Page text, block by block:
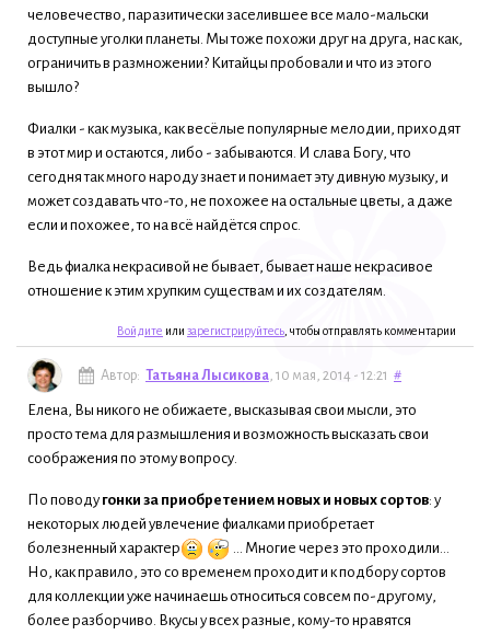
человечество, паразитически заселившее все мало-мальски
доступные уголки планеты. Мы тоже похожи друг на друга, нас как,
ограничить в размножении? Китайцы пробовали и что из этого
вышло?
Фиалки - как музыка, как весёлые популярные мелодии, приходят
в этот мир и остаются, либо - забываются. И слава Богу, что
сегодня так много народу знает и понимает эту дивную музыку, и
может создавать что-то, не похожее на остальные цветы, а даже
если и похожее, то на всё найдётся спрос.
Ведь фиалка некрасивой не бывает, бывает наше некрасивое
отношение к этим хрупким существам и их создателям.
Войдите или зарегистрируйтесь , чтобы отправлять комментарии
Автор: Татьяна Лысикова, 10 мая, 2014 - 12:21 #
Елена, Вы никого не обижаете, высказывая свои мысли, это
просто тема для размышления и возможность высказать свои
соображения по этому вопросу.
По поводу гонки за приобретением новых и новых сортов: у
некоторых людей увлечение фиалками приобретает
болезненный характер
... Многие через это проходили...
Но, как правило, это со временем проходит и к подбору сортов
для коллекции уже начинаешь относиться совсем по-другому,
более разборчиво. Вкусы у всех разные, кому-то нравятся